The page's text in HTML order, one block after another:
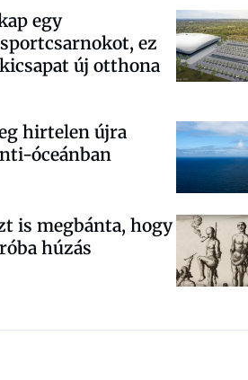
egy
ez
új otthona
hirtelen újra
óceánban
is megbánta, hogy
húzás